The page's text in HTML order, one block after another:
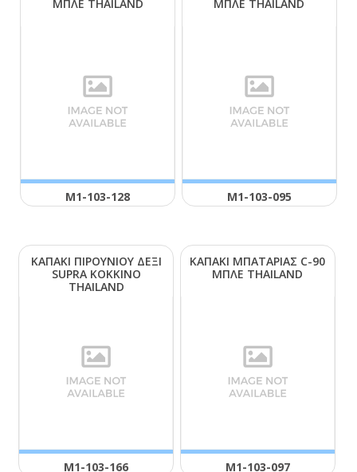
ΜΠΛΕ ΤΗΑΙLΑΝD
Μ1-103-128
ΜΠΛΕ ΤΗΑΙLΑΝD
Μ1-103-095
ΚΑΠΑΚΙ ΠΙΡΟΥΝΙΟΥ ΔΕΞΙ
SUΡRΑ ΚΟΚΚΙΝΟ
ΤΗΑΙLΑΝD
Μ1-103-166
ΚΑΠΑΚΙ ΜΠΑΤΑΡΙΑΣ C-90
ΜΠΛΕ ΤΗΑΙLΑΝD
Μ1-103-097